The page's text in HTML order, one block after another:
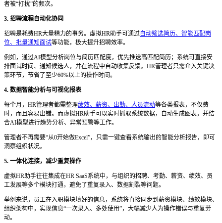
者被“打扰”的频次。
3. 招聘流程自动化协同
招聘是耗费HR大量精力的事务。虚拟HR助手可通过自动筛选简历、智能匹配岗
位、批量通知面试等功能，极大提升招聘效率。
例如，通过AI模型分析岗位与简历匹配度，优先推送高匹配简历；系统可直接安
排面试时间、通知候选人，并在流程中自动收集反馈。HR管理者只需介入关键决
策环节，节省了至少60%以上的操作时间。
4. 数据智能分析与可视化报表
每个月， HR管理者都需整理绩效、薪资、出勤、人员流动等各类报表，不仅费
时，而且容易出错。而虚拟HR助手可以实时抓取系统数据，自动生成图表，并结
合AI模型进行趋势分析、异常预警等工作。
管理者不再需要“从0开始做Excel”，只需一键查看系统输出的智能分析报告，即可
洞察组织状况。
5. 一体化连接，减少重复操作
虚拟HR助手往往集成在HR SaaS系统中，与组织的招聘、考勤、薪资、绩效、员
工发展等多个模块打通，避免了重复录入、数据割裂等问题。
举例来说，员工在入职模块填好的信息，系统将直接同步到薪资模块、绩效模块、
组织架构中，实现信息“一次录入、多处使用”，大幅减少人为操作错误与重复劳
动。